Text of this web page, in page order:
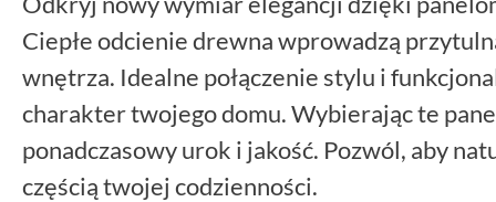
Ciepłe odcienie drewna wprowadzą
wnętrza. Idealne połączenie stylu i
charakter twojego domu. Wybierając te
ponadczasowy urok i jakość. Pozwól, aby
częścią twojej codzienności.